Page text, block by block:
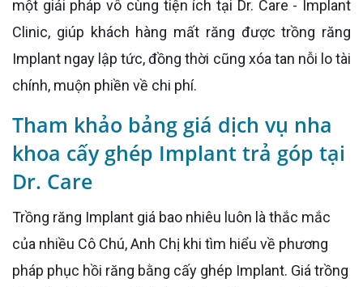
một giải pháp vô cùng tiện ích tại Dr. Care - Implant
Clinic, giúp khách hàng mất răng được trồng răng
Implant ngay lập tức, đồng thời cũng xóa tan nỗi lo tài
chính, muộn phiền về chi phí.
Tham khảo bảng giá dịch vụ nha
khoa cấy ghép Implant trả góp tại
Dr. Care
Trồng răng Implant giá bao nhiêu luôn là thắc mắc
của nhiều Cô Chú, Anh Chị khi tìm hiểu về phương
pháp phục hồi răng bằng cấy ghép Implant. Giá trồng